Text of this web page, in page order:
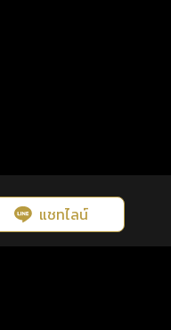
แชทไลน์
ละประสบการณ์ที่ดี
นส่วนตัว คลิกดูดวงฟรี